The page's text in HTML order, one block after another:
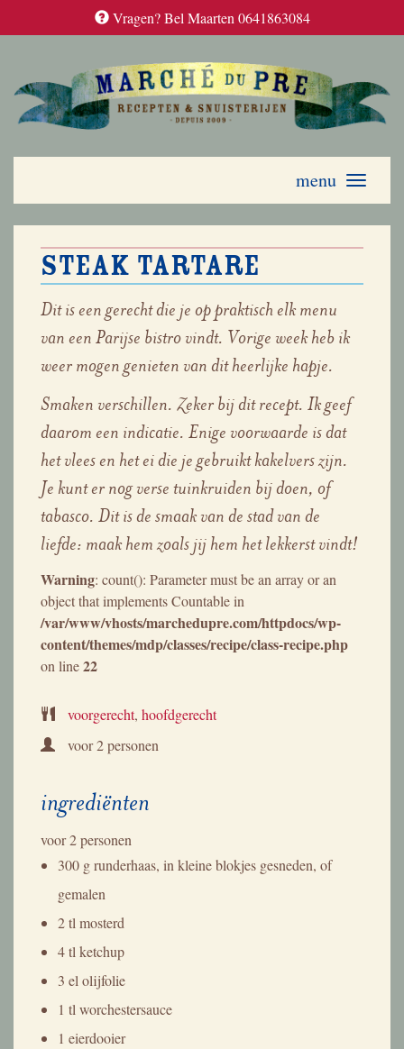
Vragen? Bel Maarten 0641863084
Toggle
menu
Steak tartare
Dit is een gerecht die je op praktisch elk menu
van een Parijse bistro vindt. Vorige week heb ik
weer mogen genieten van dit heerlijke hapje.
Smaken verschillen. Zeker bij dit recept. Ik geef
daarom een indicatie. Enige voorwaarde is dat
het vlees en het ei die je gebruikt kakelvers zijn.
Je kunt er nog verse tuinkruiden bij doen, of
tabasco. Dit is de smaak van de stad van de
liefde: maak hem zoals jij hem het lekkerst vindt!
Warning: count(): Parameter must be an array or an
object that implements Countable in
/var/www/vhosts/marchedupre.com/httpdocs/wp-
content/themes/mdp/classes/recipe/class-recipe.php
on line22
voorgerecht, hoofdgerecht
voor2 personen
ingrediënten
voor2 personen
300 g runderhaas, in kleine blokjes gesneden, of
gemalen
2 tl mosterd
4 tl ketchup
3 el olijfolie
1 tl worchestersauce
1 eierdooier